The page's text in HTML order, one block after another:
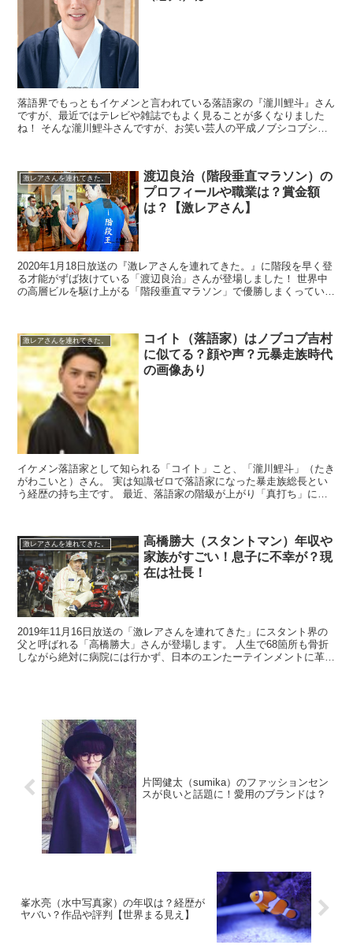
落語界でもっともイケメンと言われている落語家の『瀧川鯉斗』さん
ですが、最近ではテレビや雑誌でもよく見ることが多くなりました
ね！ そんな瀧川鯉斗さんですが、お笑い芸人の平成ノブシコブシの
激レアさんを連れてきた。
渡辺良治（階段垂直マラソン）の
プロフィールや職業は？賞金額
は？【激レアさん】
2020年1月18日放送の『激レアさんを連れてきた。』に階段を早く登
る才能がずば抜けている「渡辺良治」さんが登場しました！ 世界中
の高層ビルを駆け上がる「階段垂直マラソン」で優勝しまくっている
激レアさんを連れてきた。
コイト（落語家）はノブコブ吉村
に似てる？顔や声？元暴走族時代
の画像あり
イケメン落語家として知られる「コイト」こと、「瀧川鯉斗」（たき
がわこいと）さん。 実は知識ゼロで落語家になった暴走族総長とい
う経歴の持ち主です。 最近、落語家の階級が上がり「真打ち」に昇
激レアさんを連れてきた。
高橋勝大（スタントマン）年収や
家族がすごい！息子に不幸が？現
在は社長！
2019年11月16日放送の「激レアさんを連れてきた」にスタント界の
父と呼ばれる「高橋勝大」さんが登場します。 人生で68箇所も骨折
しながら絶対に病院には行かず、日本のエンたーテインメントに革命
片岡健太（sumika）のファッションセン
スが良いと話題に！愛用のブランドは？
峯水亮（水中写真家）の年収は？経歴が
ヤバい？作品や評判【世界まる見え】